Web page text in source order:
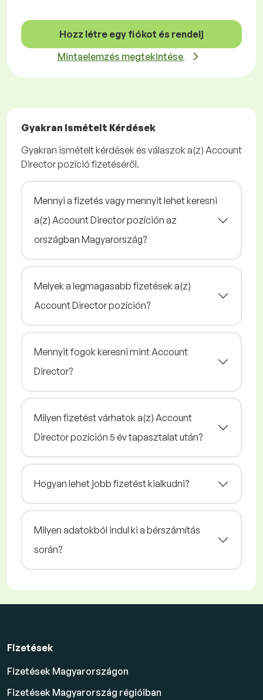
Hozz létre egy fiókot és rendelj
Mintaelemzés megtekintése
Gyakran Ismételt Kérdések
Gyakran ismételt kérdések és válaszok a(z) Account
Director pozíció fizetéséről.
Mennyi a fizetés vagy mennyit lehet keresni
a(z) Account Director pozíción az
országban Magyarország?
Melyek a legmagasabb fizetések a(z)
Account Director pozíción?
Mennyit fogok keresni mint Account
Director?
Milyen fizetést várhatok a(z) Account
Director pozíción 5 év tapasztalat után?
Hogyan lehet jobb fizetést kialkudni?
Milyen adatokból indul ki a bérszámítás
során?
Fizetések
Fizetések Magyarországon
Fizetések Magyarország régióiban